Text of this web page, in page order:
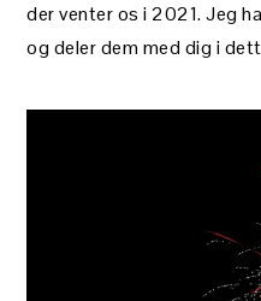
der venter os i 2021. Jeg
og deler dem med dig i